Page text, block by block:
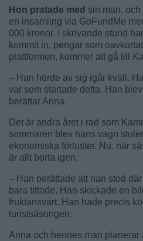
Hon pratade med sin man,
en insamling via GoFundMe
000 kronor. I skrivande stund
kommit in, pengar som
plattformen, kommer att gå till
– Han hörde av sig igår kväll.
var som startade detta. Han
berättar Anna.
Det är andra året i rad som
sommaren blev hans vagn
ekonomiska förluster. Nu, när
är allt borta igen.
– Han berättade att han stod
bara tittade. Han skickade en
fruktansvärt. Han hade precis
turistsäsongen.
Anna och hennes man